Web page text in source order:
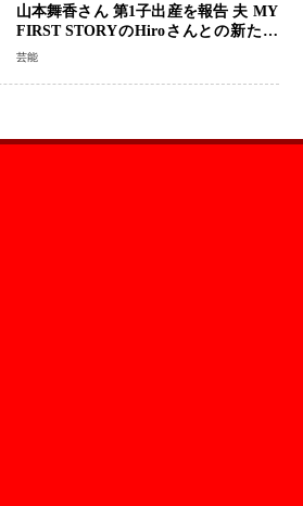
山本舞香さん 第1子出産を報告 夫 MY
FIRST STORYのHiroさんとの新たな
家族生活「母子ともに健康」
芸能